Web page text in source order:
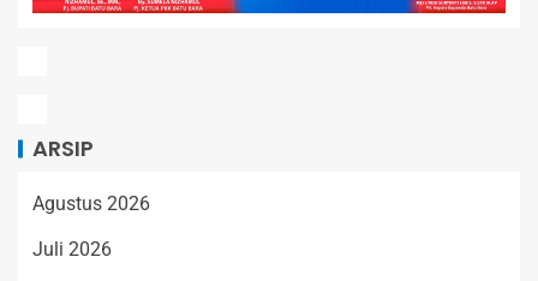
ARSIP
Agustus 2026
Juli 2026